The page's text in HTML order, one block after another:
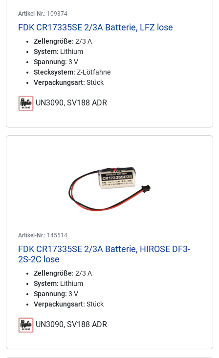
Artikel-Nr.: 109374
FDK CR17335SE 2/3A Batterie, LFZ lose
Zellengröße: 2/3 A
System: Lithium
Spannung: 3 V
Stecksystem: Z-Lötfahne
Verpackungsart: Stück
UN3090, SV188 ADR
Artikel-Nr.: 145514
FDK CR17335SE 2/3A Batterie, HIROSE DF3-
2S-2C lose
Zellengröße: 2/3 A
System: Lithium
Spannung: 3 V
Verpackungsart: Stück
UN3090, SV188 ADR